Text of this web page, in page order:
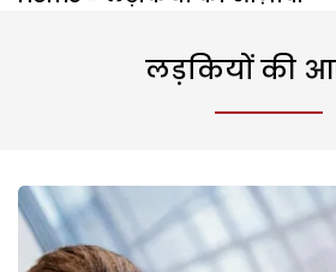
लड़कियों की